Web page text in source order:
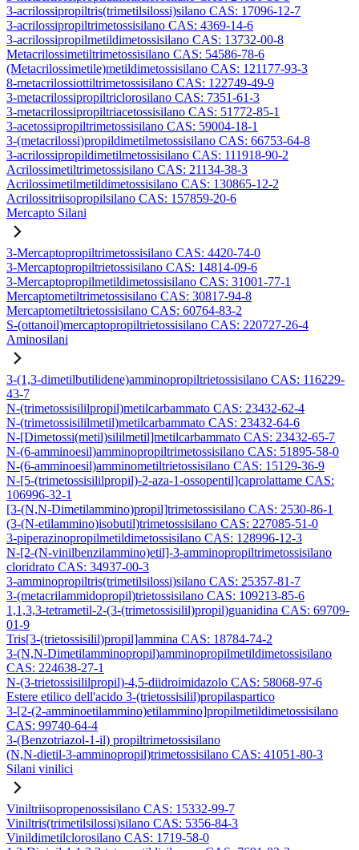
3-acrilossipropiltris(trimetilsilossi)silano CAS: 17096-12-7
3-acrilossipropiltrimetossisilano CAS: 4369-14-6
3-acrilossipropilmetildimetossisilano CAS: 13732-00-8
Metacrilossimetiltrimetossisilano CAS: 54586-78-6
(Metacrilossimetile)metildimetossisilano CAS: 121177-93-3
8-metacrilossiottiltrimetossisilano CAS: 122749-49-9
3-metacrilossipropiltriclorosilano CAS: 7351-61-3
3-metacrilossipropiltriacetossisilano CAS: 51772-85-1
3-acetossipropiltrimetossisilano CAS: 59004-18-1
3-(metacrilossi)propildimetilmetossisilano CAS: 66753-64-8
3-acrilossipropildimetilmetossisilano CAS: 111918-90-2
Acrilossimetiltrimetossisilano CAS: 21134-38-3
Acrilossimetilmetildimetossisilano CAS: 130865-12-2
Acrilossitriisopropilsilano CAS: 157859-20-6
Mercapto Silani
3-Mercaptopropiltrimetossisilano CAS: 4420-74-0
3-Mercaptopropiltrietossisilano CAS: 14814-09-6
3-Mercaptopropilmetildimetossisilano CAS: 31001-77-1
Mercaptometiltrimetossisilano CAS: 30817-94-8
Mercaptometiltrietossisilano CAS: 60764-83-2
S-(ottanoil)mercaptopropiltrietossisilano CAS: 220727-26-4
Aminosilani
3-(1,3-dimetilbutilidene)amminopropiltrietossisilano CAS: 116229-
43-7
N-(trimetossisililpropil)metilcarbammato CAS: 23432-62-4
N-(trimetossisililmetil)metilcarbammato CAS: 23432-64-6
N-[Dimetossi(metil)sililmetil]metilcarbammato CAS: 23432-65-7
N-(6-amminoesil)amminopropiltrimetossisilano CAS: 51895-58-0
N-(6-amminoesil)amminometiltrietossisilano CAS: 15129-36-9
N-[5-(trimetossisililpropil)-2-aza-1-ossopentil]caprolattame CAS:
106996-32-1
[3-(N,N-Dimetilammino)propil]trimetossisilano CAS: 2530-86-1
(3-(N-etilammino)isobutil)trimetossisilano CAS: 227085-51-0
3-piperazinopropilmetildimetossisilano CAS: 128996-12-3
N-[2-(N-vinilbenzilammino)etil]-3-amminopropiltrimetossisilano
cloridrato CAS: 34937-00-3
3-amminopropiltris(trimetilsilossi)silano CAS: 25357-81-7
3-(metacrilammidopropil)trietossisilano CAS: 109213-85-6
1,1,3,3-tetrametil-2-(3-(trimetossisilil)propil)guanidina CAS: 69709-
01-9
Tris[3-(trietossisilil)propil]ammina CAS: 18784-74-2
3-(N,N-Dimetilamminopropil)amminopropilmetildimetossisilano
CAS: 224638-27-1
N-(3-trietossisililpropil)-4,5-diidroimidazolo CAS: 58068-97-6
Estere etilico dell'acido 3-(trietossisilil)propilaspartico
3-[2-(2-amminoetilammino)etilammino]propilmetildimetossisilano
CAS: 99740-64-4
3-(Benzotriazol-1-il) propiltrimetossisilano
(N,N-dietil-3-amminopropil)trimetossisilano CAS: 41051-80-3
Silani vinilici
Viniltriisopropenossisilano CAS: 15332-99-7
Viniltris(trimetilsilossi)silano CAS: 5356-84-3
Vinildimetilclorosilano CAS: 1719-58-0